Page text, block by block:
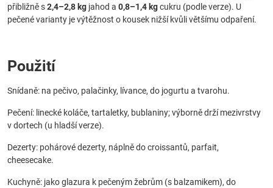
přibližně s2,4–2,8 kg jahod a 0,8–1,4 kgcukru (podle verze). U
pečené varianty je výtěžnost o kousek nižší kvůli většímu odpaření.
Použití
Snídaně: na pečivo, palačinky, lívance, do jogurtu a tvarohu.
Pečení: linecké koláče, tartaletky, bublaniny; výborně drží mezivrstvy
v dortech (u hladší verze).
Dezerty: pohárové dezerty, náplně do croissantů, parfait,
cheesecake.
Kuchyně: jako glazura k pečeným žebrům (s balzamikem), do